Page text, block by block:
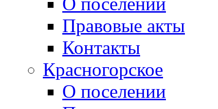
Правовые акты
Контакты
Красногорское
О поселении